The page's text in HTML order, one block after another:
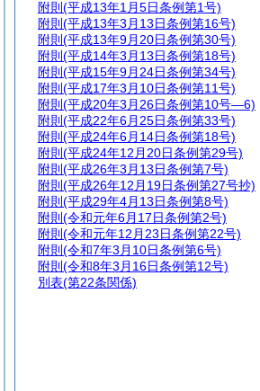
附則 (平成13年1月5日条例第1号)
附則 (平成13年3月13日条例第16号)
附則 (平成13年9月20日条例第30号)
附則 (平成14年3月13日条例第18号)
附則 (平成15年9月24日条例第34号)
附則 (平成17年3月10日条例第11号)
附則 (平成20年3月26日条例第10号―6)
附則 (平成22年6月25日条例第33号)
附則 (平成24年6月14日条例第18号)
附則 (平成24年12月20日条例第29号)
附則 (平成26年3月13日条例第7号)
附則 (平成26年12月19日条例第27号抄)
附則 (平成29年4月13日条例第8号)
附則 (令和元年6月17日条例第2号)
附則 (令和元年12月23日条例第22号)
附則 (令和7年3月10日条例第6号)
附則 (令和8年3月16日条例第12号)
別表(第22条関係)